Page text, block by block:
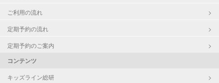
ご利用の流れ
定期予約の流れ
定期予約のご案内
コンテンツ
キッズライン総研